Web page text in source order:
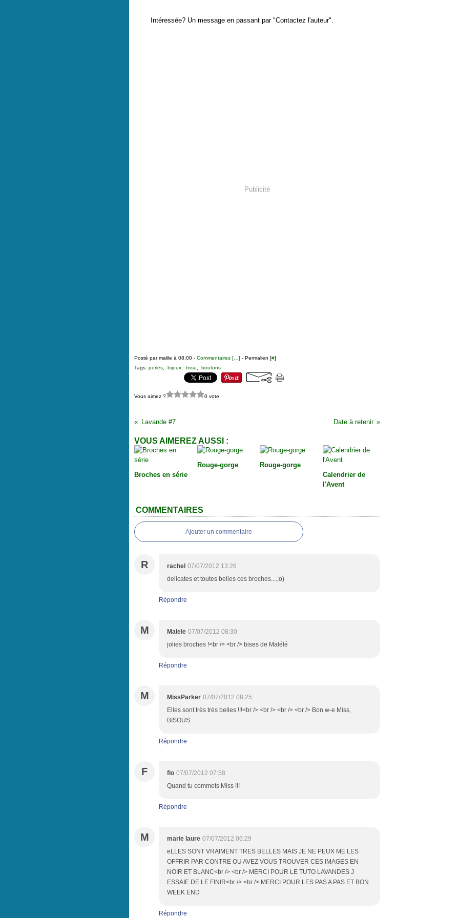
Intéressée? Un message en passant par "Contactez l'auteur".
Publicité
Posté par malile à 08:00 - Commentaires [ ] - Permalien [#]
Tags: perles bijoux tissu boutons
Vous aimez ? 0 vote
Lavande #7 Date à retenir
VOUS AIMEREZ AUSSI :
Broches en série
Rouge-gorge
Rouge-gorge
Calendrier de
l'Avent
COMMENTAIRES
Ajouter un commentaire
R rachel 07/07/2012 13:26
delicates et toutes belles ces broches....;o)
Répondre
M Malele 07/07/2012 08:30
jolies broches !<br /> <br /> bises de Malélé
Répondre
M MissParker 07/07/2012 08:25
Elles sont très très belles !!!<br /> <br /> <br /> <br /> Bon w-e Miss,
BISOUS
Répondre
F flo 07/07/2012 07:58
Quand tu commets Miss !!!
Répondre
M marie laure 07/07/2012 06:29
eLLES SONT VRAIMENT TRES BELLES MAIS JE NE PEUX ME LES
OFFRIR PAR CONTRE OU AVEZ VOUS TROUVER CES IMAGES EN
NOIR ET BLANC<br /> <br /> MERCI POUR LE TUTO LAVANDES J
ESSAIE DE LE FINIR<br /> <br /> MERCI POUR LES PAS A PAS ET BON
WEEK END
Répondre